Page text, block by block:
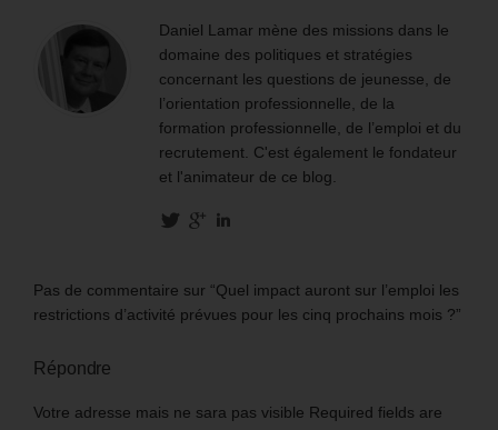
Daniel Lamar mène des missions dans le
domaine des politiques et stratégies
concernant les questions de jeunesse, de
l’orientation professionnelle, de la
formation professionnelle, de l’emploi et du
recrutement. C'est également le fondateur
et l'animateur de ce blog.
Pas de commentaire sur “Quel impact auront sur l’emploi les
restrictions d’activité prévues pour les cinq prochains mois ?”
Répondre
Votre adresse mais ne sara pas visible Required fields are